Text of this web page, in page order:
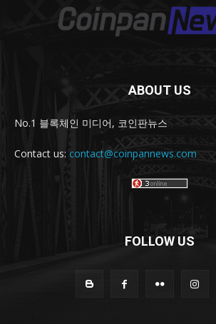
ABOUT US
No.1 블록체인 미디어, 코인판뉴스
Contact us: contact@coinpannews.com
FOLLOW US